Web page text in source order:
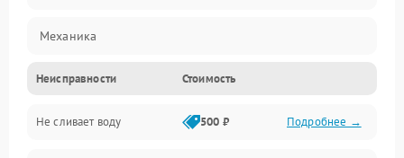
Механика
Управление
Электропитание
Неисправности Стоимость
Не сливает воду 500 ₽ Подробнее →